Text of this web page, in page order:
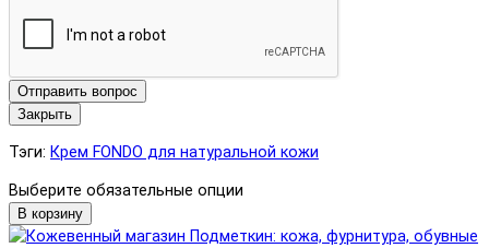
Отправить вопрос
Закрыть
Тэги: Крем FONDO для натуральной кожи
Выберите обязательные опции
В корзину